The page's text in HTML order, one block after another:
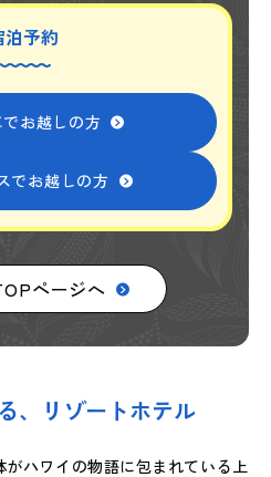
泊予約
お越しの方
でお越しの方
ページへ
、リゾートホテル
ハワイの物語に包まれている上